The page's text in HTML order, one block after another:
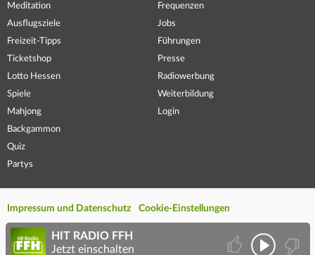
Meditation
Ausflugsziele
Freizeit-Tipps
Ticketshop
Lotto Hessen
Spiele
Mahjong
Backgammon
Quiz
Partys
Frequenzen
Jobs
Führungen
Presse
Radiowerbung
Weiterbildung
Login
Impressum und Datenschutz Cookie-Einstellungen
HIT RADIO FFH
Jetzt einschalten